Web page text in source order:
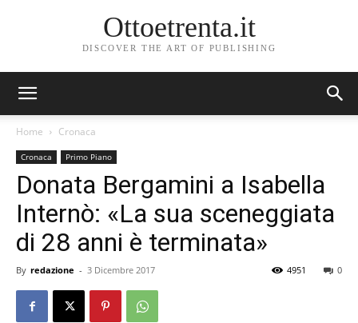
Ottoetrenta.it
DISCOVER THE ART OF PUBLISHING
Home Cronaca
Cronaca Primo Piano
Donata Bergamini a Isabella
Internò: «La sua sceneggiata
di 28 anni è terminata»
By redazione - 3 Dicembre 2017 0
4951